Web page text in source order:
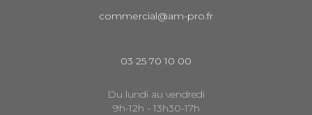
commercial@am-pro.fr
03 25 70 10 00
Du lundi au vendredi
9h-12h - 13h30-17h